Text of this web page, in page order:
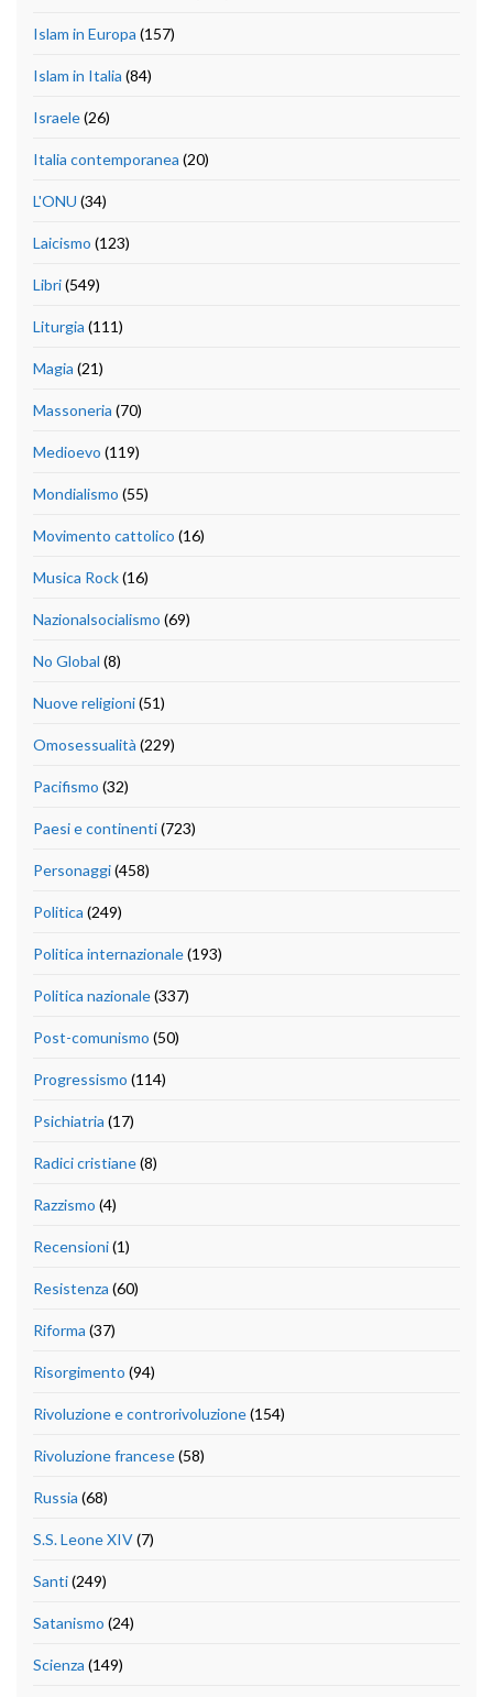
Islam in Europa (157)
Islam in Italia (84)
Israele(26)
Italia contemporanea (20)
L'ONU (34)
Laicismo (123)
Libri(549)
Liturgia (111)
Magia (21)
Massoneria (70)
Medioevo (119)
Mondialismo (55)
Movimento cattolico (16)
Musica Rock(16)
Nazionalsocialismo (69)
No Global (8)
Nuove religioni(51)
Omosessualità (229)
Pacifismo (32)
Paesi e continenti(723)
Personaggi(458)
Politica (249)
Politica internazionale(193)
Politica nazionale(337)
Post-comunismo (50)
Progressismo (114)
Psichiatria (17)
Radici cristiane(8)
Razzismo (4)
Recensioni(1)
Resistenza (60)
Riforma (37)
Risorgimento (94)
Rivoluzione e controrivoluzione(154)
Rivoluzione francese(58)
Russia (68)
S.S. Leone XIV(7)
Santi(249)
Satanismo (24)
Scienza (149)